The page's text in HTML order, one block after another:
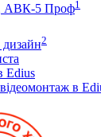
АВК-5 Проф1
2
Edius
в